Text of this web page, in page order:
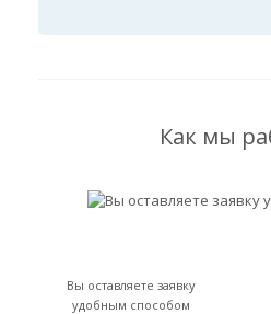
Как мы
Вы оставляете заявку
удобным способом